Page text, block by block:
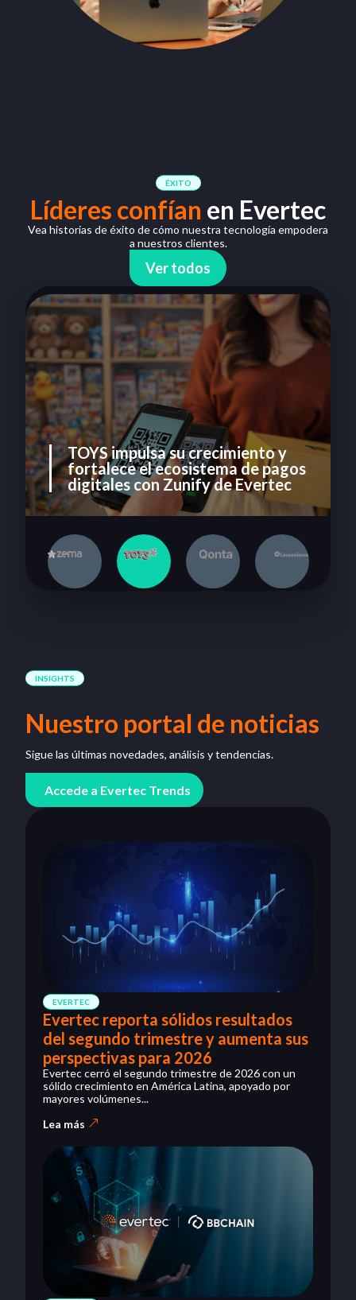
ÉXITO
Líderes confían en Evertec
Vea historias de éxito de cómo nuestra tecnología empodera
a nuestros clientes.
Ver todos
TOYS impulsa su crecimiento y
fortalece el ecosistema de pagos
digitales con Zunify de Evertec
INSIGHTS
Nuestro portal de noticias
Sigue las últimas novedades, análisis y tendencias.
Accede a Evertec Trends
EVERTEC
Evertec reporta sólidos resultados
del segundo trimestre y aumenta sus
perspectivas para 2026
Evertec cerró el segundo trimestre de 2026 con un
sólido crecimiento en América Latina, apoyado por
mayores volúmenes...
Lea más